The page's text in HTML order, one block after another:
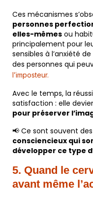
Ces mécanismes
personnes
elles-mêmes ou
principalement pour
sensibles à l’anxiété
des personnes qui
l’imposteur.
Avec le temps, la
satisfaction : elle
pour préserver
📢 Ce sont souvent des
consciencieux qui
développer ce type
5. Quand le
avant même